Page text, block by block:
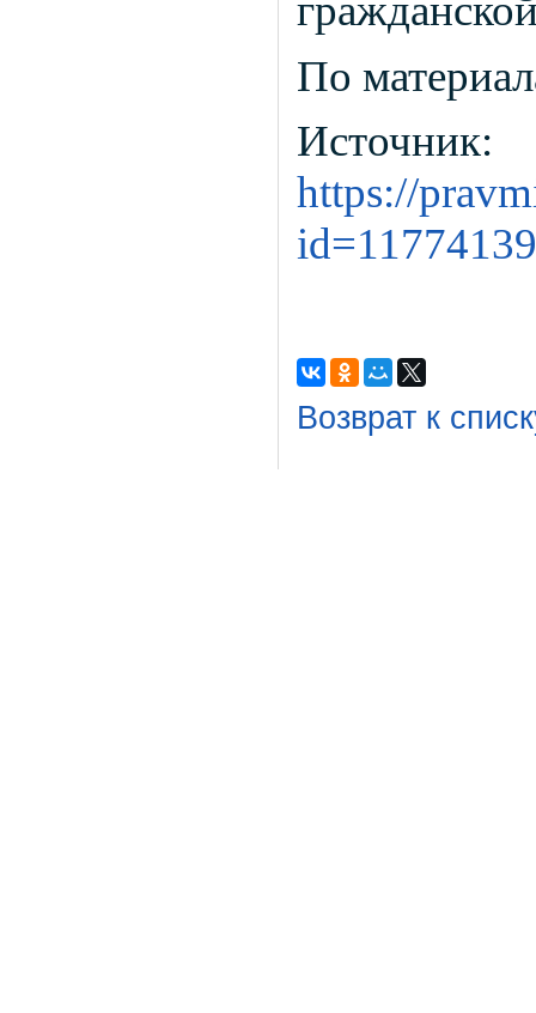
По
Источник:
https://
id=11774139
Возврат к